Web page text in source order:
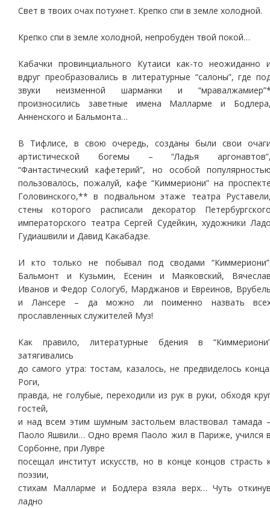
Свет в твоих очах потухнет. Крепко спи в земле холодной.
Крепко спи в земле холодной, непробуден твой покой…
Кабачки провинциального Кутаиси как-то неожиданно
вдруг преобразовались в литературные “салоны”, где
звуки неизменной шарманки и
произносились заветные имена Малларме и
Анненского и Бальмонта…
В Тифлисе, в свою очередь, созданы были свои
артистической богемы – “Ладья
“Фантастический кафетерий”, но особой
пользовалось, пожалуй, кафе “Киммериони” на
Головинского,** в подвальном этаже театра
стены которого расписали декоратор
императорского театра Сергей Судейкин, художники
Гудиашвили и Давид Какабадзе.
И кто только не побывал под сводами
Бальмонт и Кузьмин, Есенин и Маяковский,
Иванов и Федор Сологуб, Марджанов и Евреинов,
и Лансере – да можно ли поименно назвать
прославленных служителей Муз!
Как правило, литературные бдения в
затягивались
до самого утра: тостам, казалось, не предвиделось
Роги,
правда, не голубые, переходили из рук в руки, обходя
гостей,
и над всем этим шумным застольем властвовал тамада
Паоло Яшвили… Одно время Паоло жил в Париже, учился
Сорбонне, при Лувре
посещал институт искусств, но в конце концов страсть
поэзии,
стихам Малларме и Бодлера взяла верх… Чуть
ладно